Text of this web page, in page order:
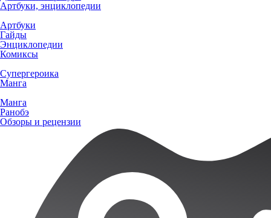
Артбуки, энциклопедии
Артбуки
Гайды
Энциклопедии
Комиксы
Супергероика
Манга
Манга
Ранобэ
Обзоры и рецензии